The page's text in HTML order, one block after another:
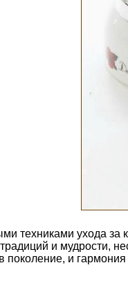
техниками ухода
и мудрости,
и